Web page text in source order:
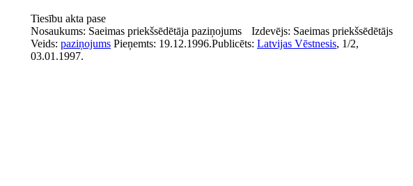
Tiesību akta pase
Nosaukums: Saeimas priekšsēdētāja paziņojums Izdevējs: Saeimas priekšsēdētājs
Veids: paziņojums Pieņemts: 19.12.1996.Publicēts: Latvijas Vēstnesis, 1/2,
03.01.1997.